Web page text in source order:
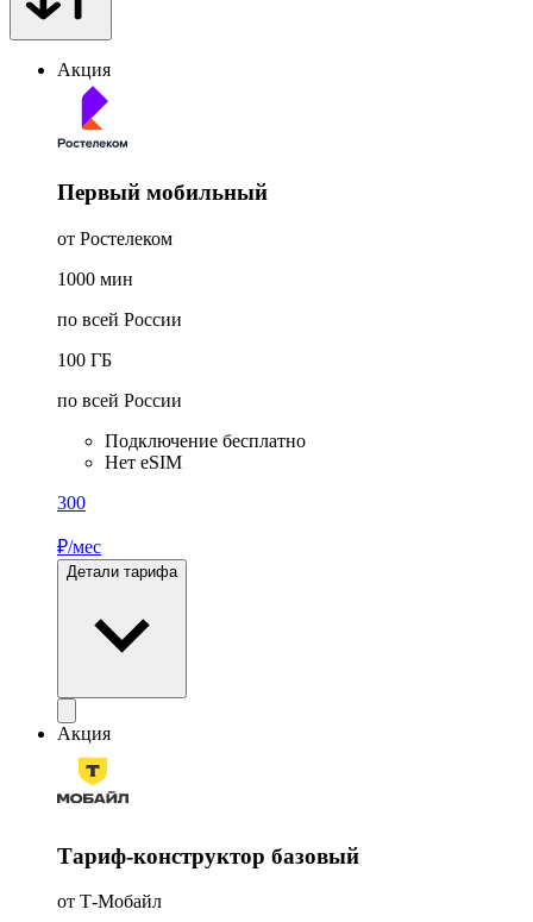
Акция
Первый мобильный
от Ростелеком
1000 мин
по всей России
100 ГБ
по всей России
Подключение бесплатно
Нет eSIM
300
₽/мес
Детали тарифа
Акция
Тариф-конструктор базовый
от Т-Мобайл